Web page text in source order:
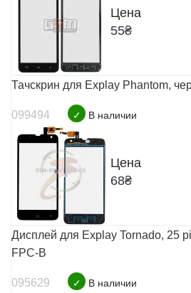
Цена
55₴
Тачскрин для Explay Phantom,
099494 ✓ В наличии
Цена
68₴
Дисплей для Explay Tornado, 25
FPC-B
095629 ✓ В наличии